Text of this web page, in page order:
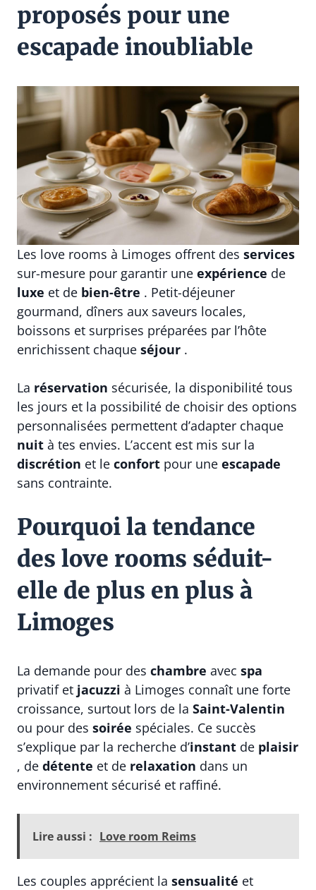
proposés pour une
escapade inoubliable
Les love rooms à Limoges offrent des services
sur-mesure pour garantir une expérience de
luxe et de bien-être . Petit-déjeuner
gourmand, dîners aux saveurs locales,
boissons et surprises préparées par l’hôte
enrichissent chaque séjour .
La réservation sécurisée, la disponibilité tous
les jours et la possibilité de choisir des options
personnalisées permettent d’adapter chaque
nuit à tes envies. L’accent est mis sur la
discrétion et le confort pour une escapade
sans contrainte.
Pourquoi la tendance
des love rooms séduit-
elle de plus en plus à
Limoges
La demande pour des chambre avec spa
privatif et jacuzzi à Limoges connaît une forte
croissance, surtout lors de la Saint-Valentin
ou pour des soirée spéciales. Ce succès
s’explique par la recherche d’instant de plaisir
, de détente et de relaxation dans un
environnement sécurisé et raffiné.
Lire aussi : Love room Reims
Les couples apprécient la sensualité et